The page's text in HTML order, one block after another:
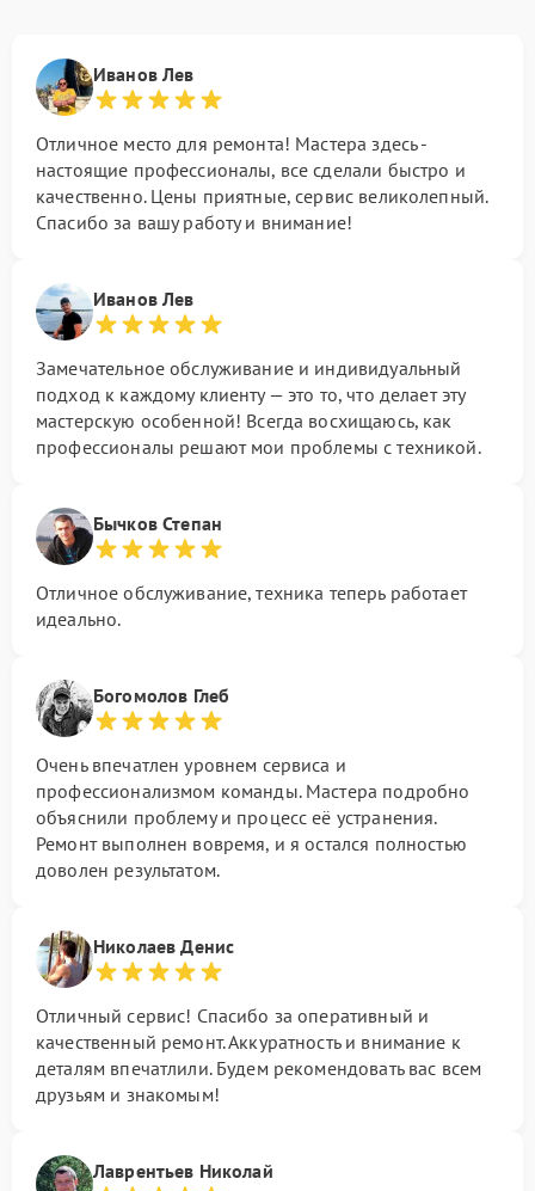
Иванов Лев
Отличное место для ремонта! Мастера здесь -
настоящие профессионалы, все сделали быстро и
качественно. Цены приятные, сервис великолепный.
Спасибо за вашу работу и внимание!
Иванов Лев
Замечательное обслуживание и индивидуальный
подход к каждому клиенту — это то, что делает эту
мастерскую особенной! Всегда восхищаюсь, как
профессионалы решают мои проблемы с техникой.
Бычков Степан
Отличное обслуживание, техника теперь работает
идеально.
Богомолов Глеб
Очень впечатлен уровнем сервиса и
профессионализмом команды. Мастера подробно
объяснили проблему и процесс её устранения.
Ремонт выполнен вовремя, и я остался полностью
доволен результатом.
Николаев Денис
Отличный сервис! Спасибо за оперативный и
качественный ремонт. Аккуратность и внимание к
деталям впечатлили. Будем рекомендовать вас всем
друзьям и знакомым!
Лаврентьев Николай